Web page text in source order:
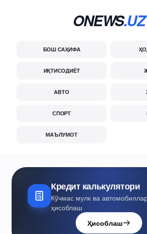
ONEWS.UZ
БОШ САҲИФА
ИҚТИСОДИЁТ
АВТО
СПОРТ
МАЪЛУМОТ
Кредит калькулятори
Кўчмас мулк ва
ҳисоблаш
Ҳисоблаш